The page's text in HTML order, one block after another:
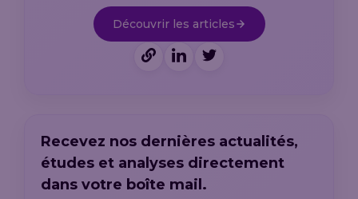
Découvrir les articles
Recevez nos dernières actualités,
études et analyses directement
dans votre boîte mail.